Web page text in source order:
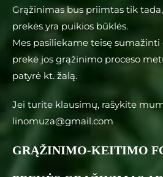
Grąžinimas bus priimtas tik
prekės yra puikios būklės.
Mes pasiliekame teisę
prekė jos grąžinimo proceso
patyrė kt. žalą.
Jei turite klausimų, rašykite
linomuza@gmail.com
GRĄŽINIMO-KEITIMO